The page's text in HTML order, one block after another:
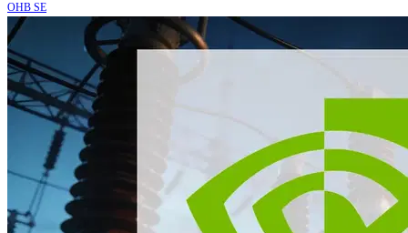
OHB SE